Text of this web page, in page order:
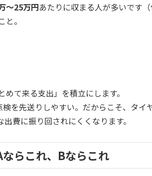
〜25万円あたりに収まる人が多いです
。
て来る支出」を積立にします。
を先送りしやすい。だからこそ、タイ
費に振り回されにくくなります。
らこれ、Bならこれ